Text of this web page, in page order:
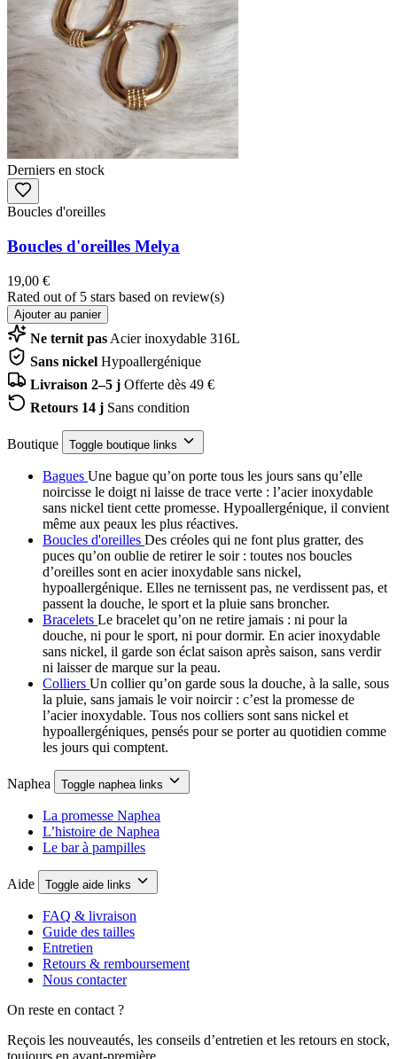
Derniers en stock
Boucles d'oreilles
Boucles d'oreilles Melya
19,00 €
Rated out of 5 stars based on review(s)
Ajouter au panier
Ne ternit pas Acier inoxydable 316L
Sans nickel Hypoallergénique
Livraison 2–5 j Offerte dès 49 €
Retours 14 j Sans condition
Boutique Toggle boutique links
Bagues Une bague qu’on porte tous les jours sans qu’elle
noircisse le doigt ni laisse de trace verte : l’acier inoxydable
sans nickel tient cette promesse. Hypoallergénique, il convient
même aux peaux les plus réactives.
Boucles d'oreilles Des créoles qui ne font plus gratter, des
puces qu’on oublie de retirer le soir : toutes nos boucles
d’oreilles sont en acier inoxydable sans nickel,
hypoallergénique. Elles ne ternissent pas, ne verdissent pas, et
passent la douche, le sport et la pluie sans broncher.
Bracelets Le bracelet qu’on ne retire jamais : ni pour la
douche, ni pour le sport, ni pour dormir. En acier inoxydable
sans nickel, il garde son éclat saison après saison, sans verdir
ni laisser de marque sur la peau.
Colliers Un collier qu’on garde sous la douche, à la salle, sous
la pluie, sans jamais le voir noircir : c’est la promesse de
l’acier inoxydable. Tous nos colliers sont sans nickel et
hypoallergéniques, pensés pour se porter au quotidien comme
les jours qui comptent.
Naphea Toggle naphea links
La promesse Naphea
L’histoire de Naphea
Le bar à pampilles
Aide Toggle aide links
FAQ & livraison
Guide des tailles
Entretien
Retours & remboursement
Nous contacter
On reste en contact ?
Reçois les nouveautés, les conseils d’entretien et les retours en stock,
toujours en avant-première.